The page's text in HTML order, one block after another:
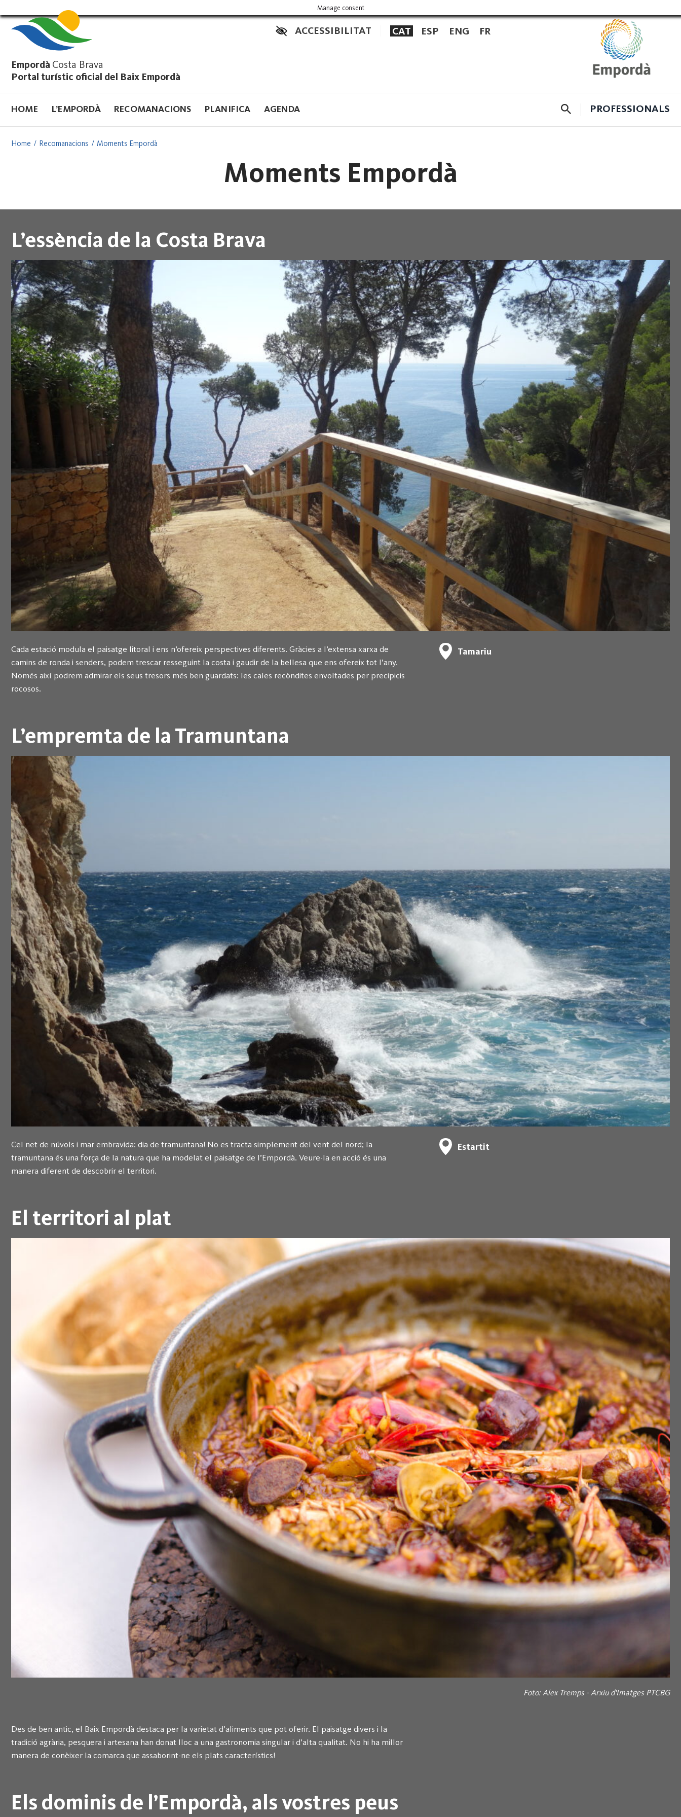
al
contingut
Empordà Costa Brava
Portal turístic oficial del Baix Empordà
ACCESSIBILITAT CAT ESP ENG FR
HOME L’EMPORDÀ RECOMANACIONS PLANIFICA AGENDA CERCADORPROFESSIONALS
Home Recomanacions Moments Empordà
Moments Empordà
L’essència de la Costa Brava
Cada estació modula el paisatge litoral i ens n’ofereix perspectives diferents. Gràcies a l’extensa xarxa de
camins de ronda i senders, podem trescar resseguint la costa i gaudir de la bellesa que ens ofereix tot l’any.
Només així podrem admirar els seus tresors més ben guardats: les cales recòndites envoltades per precipicis
rocosos.
Tamariu
L’empremta de la Tramuntana
Cel net de núvols i mar embravida: dia de tramuntana! No es tracta simplement del vent del nord; la
tramuntana és una força de la natura que ha modelat el paisatge de l’Empordà. Veure-la en acció és una
manera diferent de descobrir el territori.
Estartit
El territori al plat
Foto: Alex Tremps - Arxiu d'Imatges PTCBG
Des de ben antic, el Baix Empordà destaca per la varietat d’aliments que pot oferir. El paisatge divers i la
tradició agrària, pesquera i artesana han donat lloc a una gastronomia singular i d’alta qualitat. No hi ha millor
manera de conèixer la comarca que assaborint-ne els plats característics!
Els dominis de l’Empordà, als vostres peus
Manage consent